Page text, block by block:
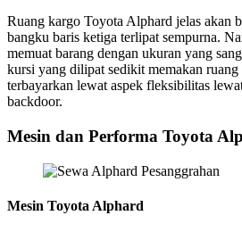
Ruang kargo Toyota Alphard jelas akan
bangku baris ketiga terlipat sempurna.
memuat barang dengan ukuran yang
kursi yang dilipat sedikit memakan
terbayarkan lewat aspek fleksibilitas
backdoor.
Mesin dan Performa Toyota
Mesin Toyota Alphard